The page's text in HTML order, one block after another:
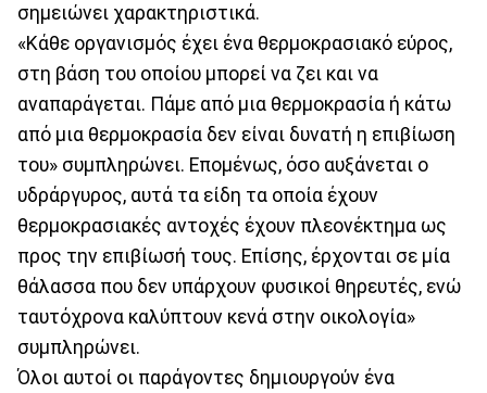
σημειώνει χαρακτηριστικά.
«Κάθε οργανισμός έχει ένα θερμοκρασιακό εύρος,
στη βάση του οποίου μπορεί να ζει και να
αναπαράγεται. Πάμε από μια θερμοκρασία ή κάτω
από μια θερμοκρασία δεν είναι δυνατή η επιβίωση
του» συμπληρώνει. Επομένως, όσο αυξάνεται ο
υδράργυρος, αυτά τα είδη τα οποία έχουν
θερμοκρασιακές αντοχές έχουν πλεονέκτημα ως
προς την επιβίωσή τους. Επίσης, έρχονται σε μία
θάλασσα που δεν υπάρχουν φυσικοί θηρευτές, ενώ
ταυτόχρονα καλύπτουν κενά στην οικολογία»
συμπληρώνει.
Όλοι αυτοί οι παράγοντες δημιουργούν ένα